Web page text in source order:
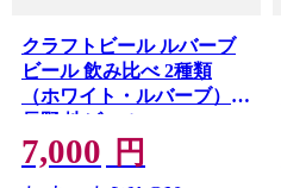
クラフトビール ルバーブ
ビール 飲み比べ 2種類
（ホワイト・ルバーブ）
長野 地ビール
7,000 円